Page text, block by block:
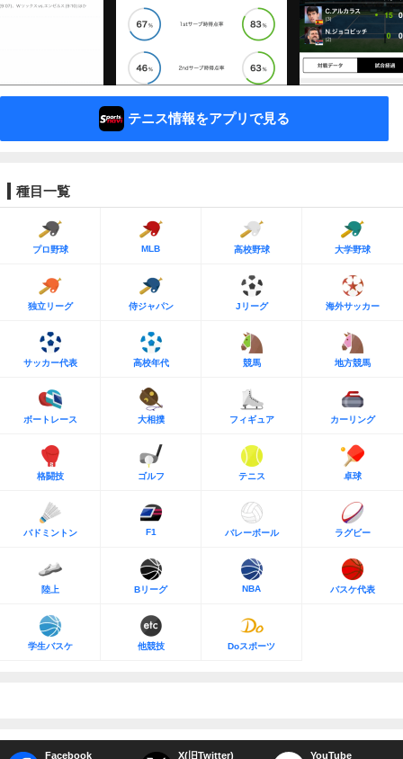
テニス情報をアプリで見る
種目一覧
プロ野球 MLB 高校野球 大学野球
独立リーグ 侍ジャパン Jリーグ 海外サッカー
サッカー代表 高校年代 競馬 地方競馬
ボートレース 大相撲 フィギュア カーリング
格闘技 ゴルフ テニス 卓球
バドミントン F1 バレーボール ラグビー
陸上 Bリーグ NBA バスケ代表
学生バスケ 他競技 Doスポーツ
Facebook X(旧Twitter) YouTube